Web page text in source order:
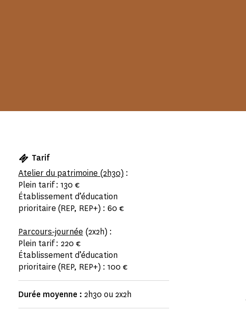
Tarif
Atelier du patrimoine (2h30) :
Plein tarif : 130 €
Établissement d’éducation
prioritaire (REP, REP+) : 60 €
Parcours-journée (2x2h) :
Plein tarif : 220 €
Établissement d’éducation
prioritaire (REP, REP+) : 100 €
Durée moyenne : 2h30 ou 2x2h